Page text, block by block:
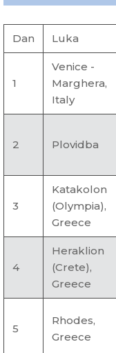
Dan Luka
1
Venice -
Marghera,
Italy
2 Plovidba
3
Katakolon
(Olympia),
Greece
4
Heraklion
(Crete),
Greece
5
Rhodes,
Greece